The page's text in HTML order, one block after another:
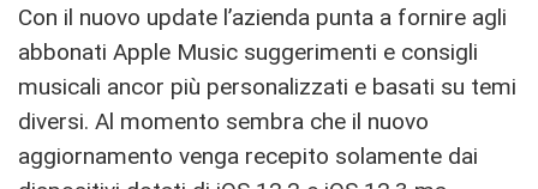
Con il nuovo update l’azienda punta a fornire agli
abbonati Apple Music suggerimenti e consigli
musicali ancor più personalizzati e basati su temi
diversi. Al momento sembra che il nuovo
aggiornamento venga recepito solamente dai